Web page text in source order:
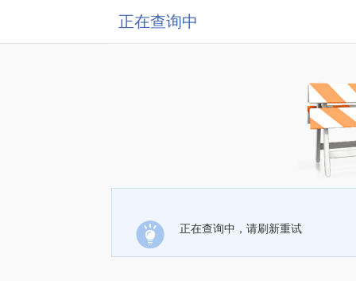
正在查询中
正在查询中，请刷新重试